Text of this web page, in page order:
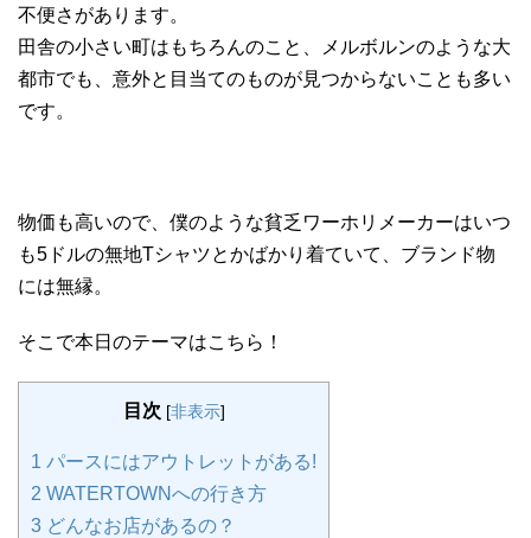
不便さがあります。
田舎の小さい町はもちろんのこと、メルボルンのような大
都市でも、意外と目当てのものが見つからないことも多い
です。
物価も高いので、僕のような貧乏ワーホリメーカーはいつ
も5ドルの無地Tシャツとかばかり着ていて、ブランド物
には無縁。
そこで本日のテーマはこちら！
目次 [非表示]
1 パースにはアウトレットがある!
2 WATERTOWNへの行き方
3 どんなお店があるの？